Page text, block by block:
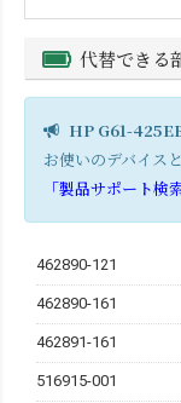
代替できる
HP G61-
お使いのデバイス
「製品サポート検索
462890-121
462890-161
462891-161
516915-001